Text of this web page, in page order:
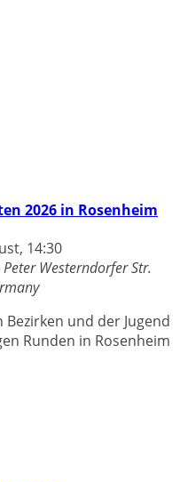
2026 in Rosenheim
14:30
PeterWesterndorfer Str.
und der Jugend
Runden in Rosenheim